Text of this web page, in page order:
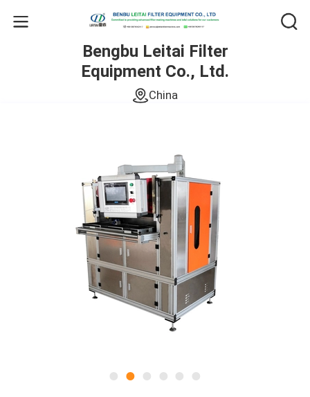
Bengbu Leitai Filter
Equipment Co., Ltd.
China